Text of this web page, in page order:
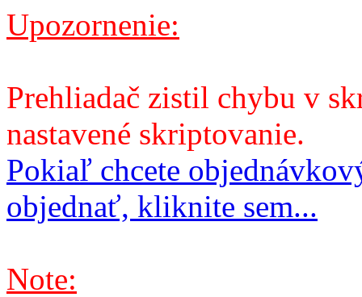
Upozornenie:
Prehliadač zistil chybu v
nastavené skriptovanie.
Pokiaľ chcete
objednať, kliknite sem...
Note: